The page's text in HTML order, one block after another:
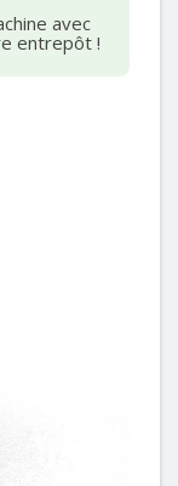
avec
entrepôt !